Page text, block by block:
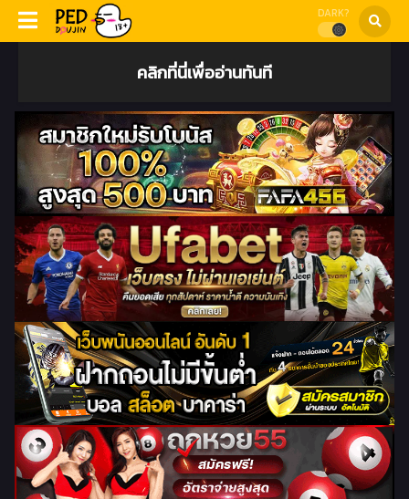
DARK?
คลิกที่นี่เพื่ออ่านทันที